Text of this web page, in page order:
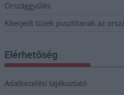
Országgyűlés
Kiterjedt tüzek pusztítanak az
Elérhetőség
Adatkezelési tájékoztató